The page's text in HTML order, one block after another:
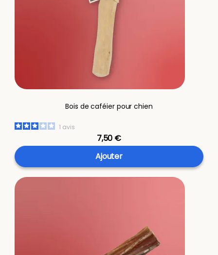
Bois de caféier pour chien
1 avis
7,50 €
Ajouter